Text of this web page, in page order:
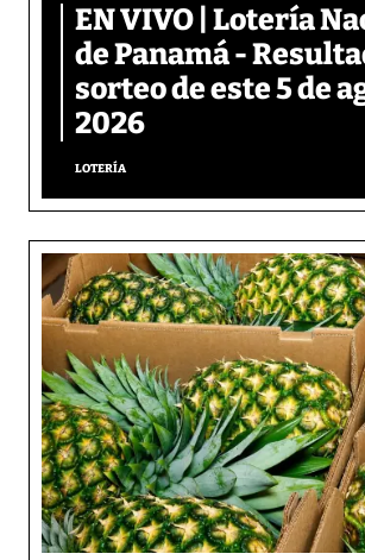
EN VIVO | Lotería
de Panamá -
sorteo de este 5 de
2026
LOTERÍA